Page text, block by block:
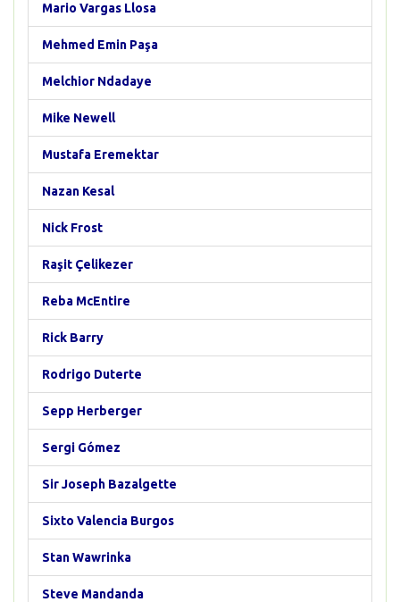
Mario Vargas Llosa
Mehmed Emin Paşa
Melchior Ndadaye
Mike Newell
Mustafa Eremektar
Nazan Kesal
Nick Frost
Raşit Çelikezer
Reba McEntire
Rick Barry
Rodrigo Duterte
Sepp Herberger
Sergi Gómez
Sir Joseph Bazalgette
Sixto Valencia Burgos
Stan Wawrinka
Steve Mandanda